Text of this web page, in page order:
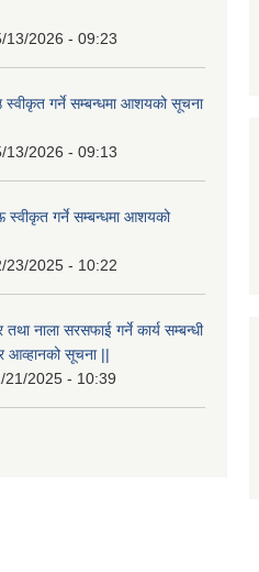
13/2026 - 09:23
स्वीकृत गर्ने सम्बन्धमा आशयको सूचना
13/2026 - 09:13
स्वीकृत गर्ने सम्बन्धमा आशयको
23/2025 - 10:22
नाला सरसफाई गर्ने कार्य सम्बन्धी
आव्हानको सूचना ||
21/2025 - 10:39